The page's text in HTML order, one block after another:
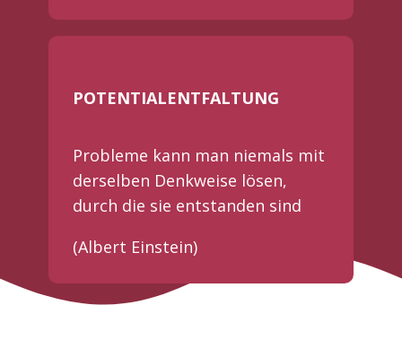
POTENTIALENTFALTUNG
Probleme kann man niemals mit
derselben Denkweise lösen,
durch die sie entstanden sind
(Albert Einstein)